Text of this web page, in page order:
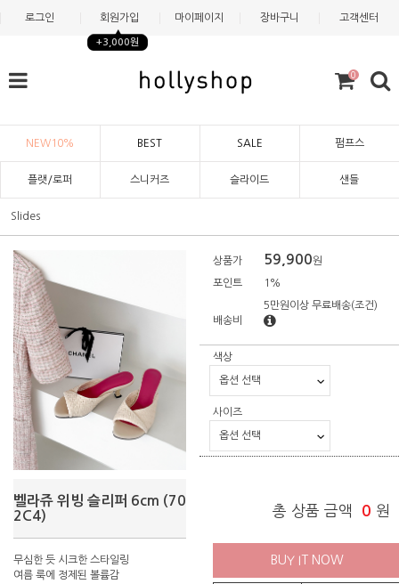
로그인 회원가입
+3,000원
마이페이지 장바구니 고객센터
0
NEW10% BEST SALE 펌프스
플랫/로퍼 스니커즈 슬라이드 샌들
Slides
벨라쥬 위빙 슬리퍼 6cm (70
2C4)
무심한 듯 시크한 스타일링
여름 룩에 정제된 볼륨감
상품가 59,900원
포인트 1%
배송비
5만원이상 무료배송(조건)
색상
사이즈
총 상품 금액 0 원
BUY IT NOW